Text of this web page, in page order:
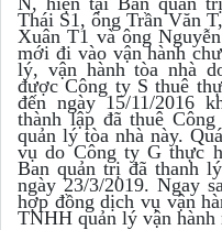
Thái S1, ông Trần Văn
Xuân T1 và ông
mới đi vào vận hành
lý, vận hành tòa nhà
được Công ty S thuê
đến ngày 15/11/2016
thành lập đã thuê
quản lý tòa nhà này.
vụ do Công ty G thực
Ban quản trị đã thanh
ngày 23/3/2019. Ngay
hợp đồng dịch vụ vận
TNHH quản lý vận hành